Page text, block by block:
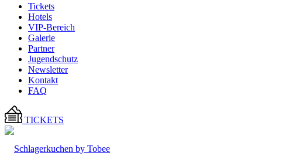
Tickets
Hotels
VIP-Bereich
Galerie
Partner
Jugendschutz
Newsletter
Kontakt
FAQ
TICKETS